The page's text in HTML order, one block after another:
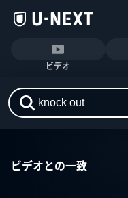
ビデオ
ビデオとの一致